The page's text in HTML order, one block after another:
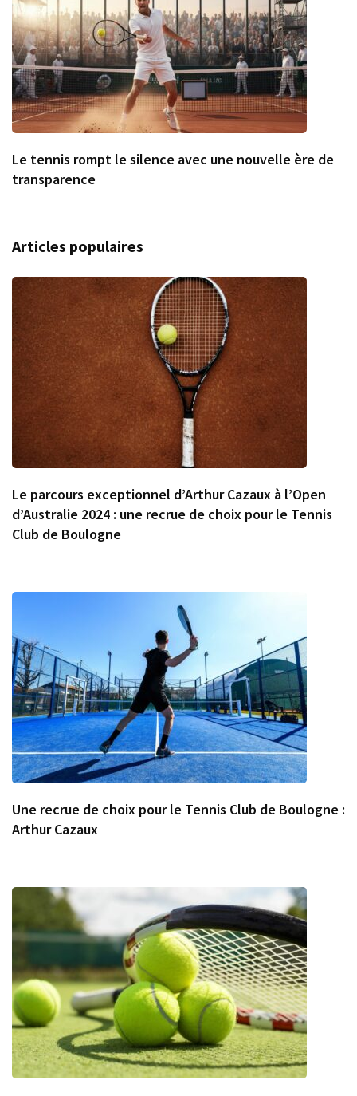
Le tennis rompt le silence avec une nouvelle ère de
transparence
Articles populaires
Le parcours exceptionnel d’Arthur Cazaux à l’Open
d’Australie 2024 : une recrue de choix pour le Tennis
Club de Boulogne
Une recrue de choix pour le Tennis Club de Boulogne :
Arthur Cazaux